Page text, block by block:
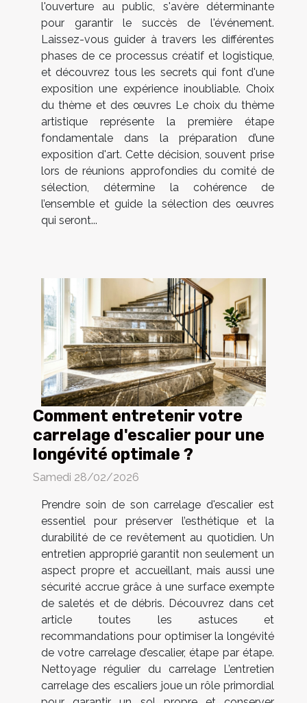
l'ouverture au public, s'avère déterminante
pour garantir le succès de l'événement.
Laissez-vous guider à travers les différentes
phases de ce processus créatif et logistique,
et découvrez tous les secrets qui font d'une
exposition une expérience inoubliable. Choix
du thème et des œuvres Le choix du thème
artistique représente la première étape
fondamentale dans la préparation d’une
exposition d'art. Cette décision, souvent prise
lors de réunions approfondies du comité de
sélection, détermine la cohérence de
l’ensemble et guide la sélection des œuvres
qui seront...
Comment entretenir votre
carrelage d'escalier pour une
longévité optimale ?
Samedi 28/02/2026
Prendre soin de son carrelage d'escalier est
essentiel pour préserver l’esthétique et la
durabilité de ce revêtement au quotidien. Un
entretien approprié garantit non seulement un
aspect propre et accueillant, mais aussi une
sécurité accrue grâce à une surface exempte
de saletés et de débris. Découvrez dans cet
article toutes les astuces et
recommandations pour optimiser la longévité
de votre carrelage d’escalier, étape par étape.
Nettoyage régulier du carrelage L’entretien
carrelage des escaliers joue un rôle primordial